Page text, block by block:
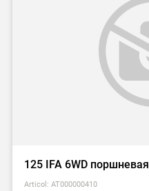
125 IFA 6WD поршневая
Articol: AT000000410